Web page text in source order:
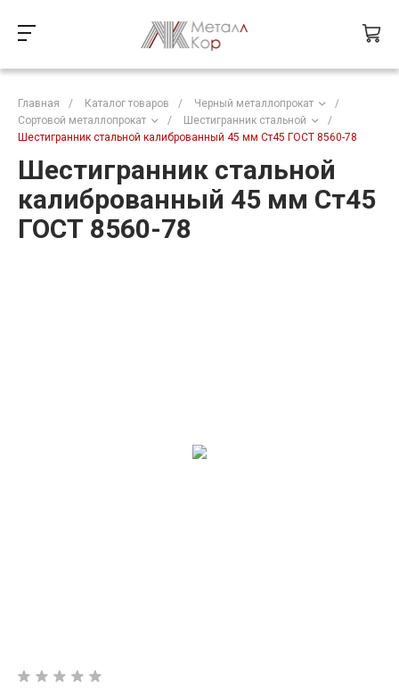
Главная / Каталог товаров / Черный металлопрокат
/
Сортовой металлопрокат
/ Шестигранник стальной
/
Шестигранник стальной калиброванный 45 мм Ст45 ГОСТ 8560-78
Шестигранник стальной
калиброванный 45 мм Ст45
ГОСТ 8560-78